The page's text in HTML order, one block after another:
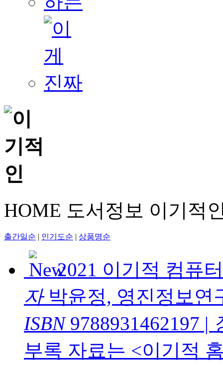
HOME 도서정보 이기적
출간일순 | 인기도순 | 상품명순
2021 이기적 컴퓨
자박윤정, 영진정보연
ISBN9788931462197 |
부록 자료는 <이기적